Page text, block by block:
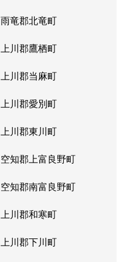
雨竜郡北竜町
上川郡鷹栖町
上川郡当麻町
上川郡愛別町
上川郡東川町
空知郡上富良野町
空知郡南富良野町
上川郡和寒町
上川郡下川町